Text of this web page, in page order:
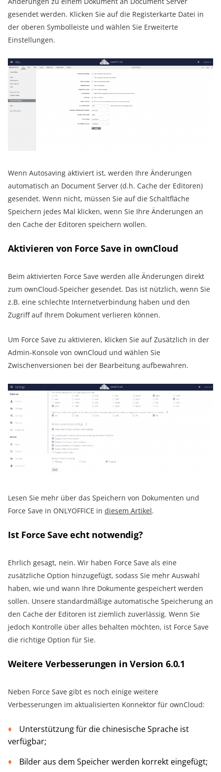
gesendet werden. Klicken Sie auf die Registerkarte Datei in
der oberen Symbolleiste und wählen Sie Erweiterte
Einstellungen.
Wenn Autosaving aktiviert ist, werden Ihre Änderungen
automatisch an Document Server (d.h. Cache der Editoren)
gesendet. Wenn nicht, müssen Sie auf die Schaltfläche
Speichern jedes Mal klicken, wenn Sie Ihre Änderungen an
den Cache der Editoren speichern wollen.
Aktivieren von Force Save in ownCloud
Beim aktivierten Force Save werden alle Änderungen direkt
zum ownCloud-Speicher gesendet. Das ist nützlich, wenn Sie
z.B. eine schlechte Internetverbindung haben und den
Zugriff auf Ihrem Dokument verlieren können.
Um Force Save zu aktivieren, klicken Sie auf Zusätzlich in der
Admin-Konsole von ownCloud und wählen Sie
Zwischenversionen bei der Bearbeitung aufbewahren.
Lesen Sie mehr über das Speichern von Dokumenten und
Force Save in ONLYOFFICE in diesem Artikel.
Ist Force Save echt notwendig?
Ehrlich gesagt, nein. Wir haben Force Save als eine
zusätzliche Option hinzugefügt, sodass Sie mehr Auswahl
haben, wie und wann Ihre Dokumente gespeichert werden
sollen. Unsere standardmäßige automatische Speicherung an
den Cache der Editoren ist ziemlich zuverlässig. Wenn Sie
jedoch Kontrolle über alles behalten möchten, ist Force Save
die richtige Option für Sie.
Weitere Verbesserungen in Version 6.0.1
Neben Force Save gibt es noch einige weitere
Verbesserungen im aktualisierten Konnektor für ownCloud:
Unterstützung für die chinesische Sprache ist
verfügbar;
Bilder aus dem Speicher werden korrekt eingefügt;